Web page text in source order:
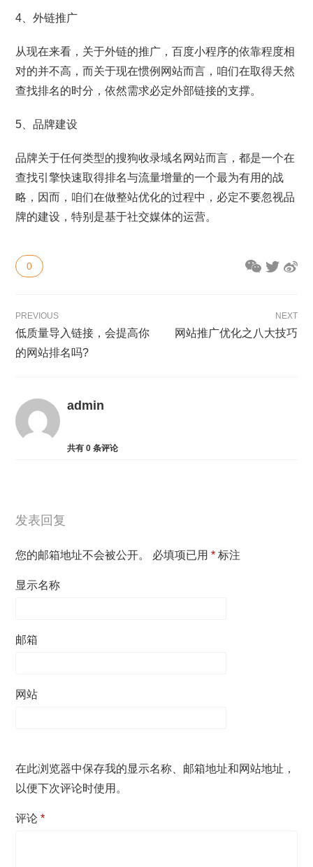
4、外链推广
从现在来看，关于外链的推广，百度小程序的依靠程度相
对的并不高，而关于现在惯例网站而言，咱们在取得天然
查找排名的时分，依然需求必定外部链接的支撑。
5、品牌建设
品牌关于任何类型的搜狗收录域名网站而言，都是一个在
查找引擎快速取得排名与流量增量的一个最为有用的战
略，因而，咱们在做整站优化的过程中，必定不要忽视品
牌的建设，特别是基于社交媒体的运营。
0
PREVIOUS
低质量导入链接，会提高你
的网站排名吗?
NEXT
网站推广优化之八大技巧
admin
共有0 条评论
发表回复
您的邮箱地址不会被公开。 必填项已用* 标注
显示名称
邮箱
网站
在此浏览器中保存我的显示名称、邮箱地址和网站地址，
以便下次评论时使用。
评论*